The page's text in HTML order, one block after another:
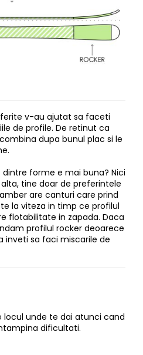
v-au ajutat sa faceti
de profile. De retinut ca
dupa bunul plac si le
forme e mai buna? Nici
tine doar de preferintele
are canturi care prind
la viteza in timp ce profilul
flotabilitate in zapada. Daca
profilul rocker deoarece
inveti sa faci miscarile de
locul unde te dai atunci cand
dificultati.